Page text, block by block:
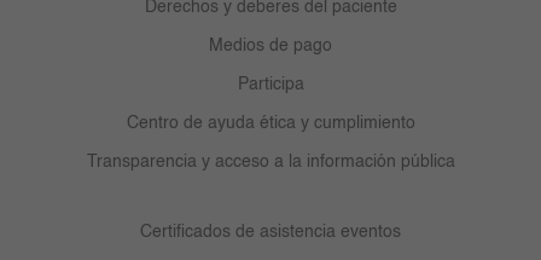
Derechos y deberes del paciente
Medios de pago
Participa
Centro de ayuda ética y cumplimiento
Transparencia y acceso a la información pública
Certificados de asistencia eventos